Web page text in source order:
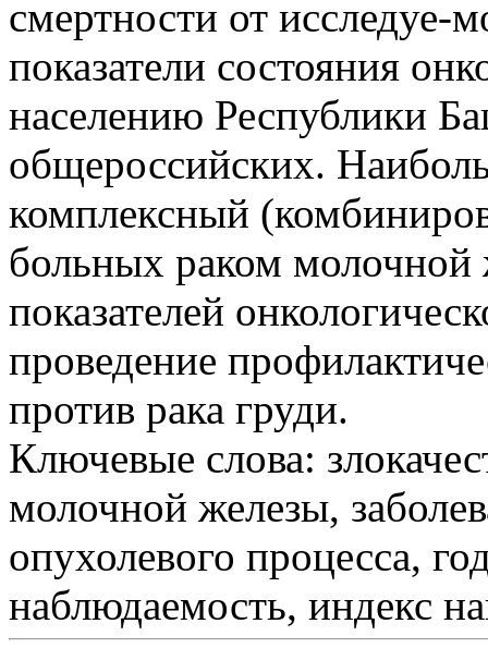
смертности от исследуе-
показатели состояния
населению Республики
общероссийских.
комплексный
больных раком
показателей
проведение
против рака груди.
Ключевые слова:
молочной железы,
опухолевого процесса,
наблюдаемость, индекс